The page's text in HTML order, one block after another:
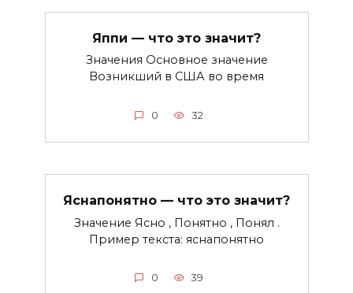
Яппи — что это значит?
Значения Основное значение
Возникший в США во время
0 32
Яснапонятно — что это значит?
Значение Ясно , Понятно , Понял .
Пример текста: яснапонятно
0 39